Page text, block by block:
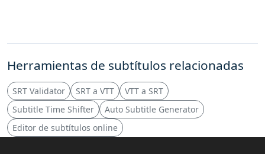
Herramientas de subtítulos relacionadas
SRT Validator SRT a VTT
VTT a SRT
Subtitle Time Shifter
Auto Subtitle Generator
Editor de subtítulos online